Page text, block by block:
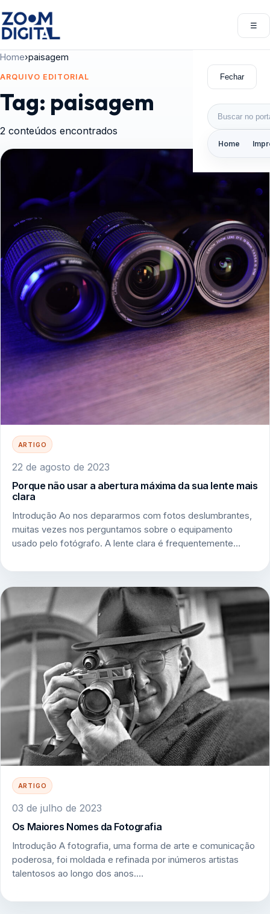
☰
Fechar
Buscar por:
Home
Home›paisagem
ARQUIVO EDITORIAL
Tag: paisagem
2 conteúdos encontrados
ARTIGO
22 de agosto de 2023
Porque não usar a abertura máxima da sua lente mais
clara
Introdução Ao nos depararmos com fotos deslumbrantes,
muitas vezes nos perguntamos sobre o equipamento
usado pelo fotógrafo. A lente clara é frequentemente…
ARTIGO
03 de julho de 2023
Os Maiores Nomes da Fotografia
Introdução A fotografia, uma forma de arte e comunicação
poderosa, foi moldada e refinada por inúmeros artistas
talentosos ao longo dos anos.…